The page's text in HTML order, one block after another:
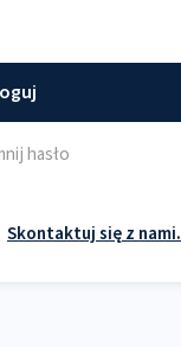
hasło
Skontaktuj się z nami.